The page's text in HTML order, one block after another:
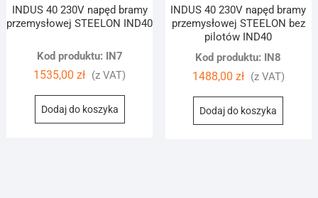
INDUS 40 230V napęd bramy
przemysłowej STEELON IND40
Kod produktu: IN7
1535,00zł (z VAT)
Dodaj do koszyka
INDUS 40 230V napęd bramy
przemysłowej STEELON bez
pilotów IND40
Kod produktu: IN8
1488,00 zł (z VAT)
Dodaj do koszyka